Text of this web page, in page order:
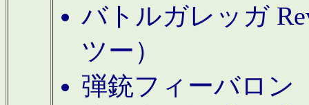
バトルガレッガ
ツー）
弾銃フィーバロン